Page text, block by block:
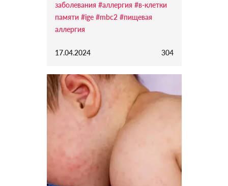
заболевания #аллергия #в-клетки
памяти #ige #mbc2 #пищевая
аллергия
17.04.2024 304